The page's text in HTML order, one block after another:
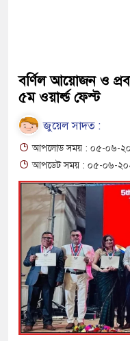
বর্ণিল আয়োজন ও
৫ম ওয়ার্ল্ড ফেস্ট
জুয়েল সাদত :
আপলোড সময় : ০৫-০৬-
আপডেট সময় : ০৫-০৬-